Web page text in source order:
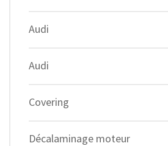
Audi
Audi
Covering
Décalaminage moteur